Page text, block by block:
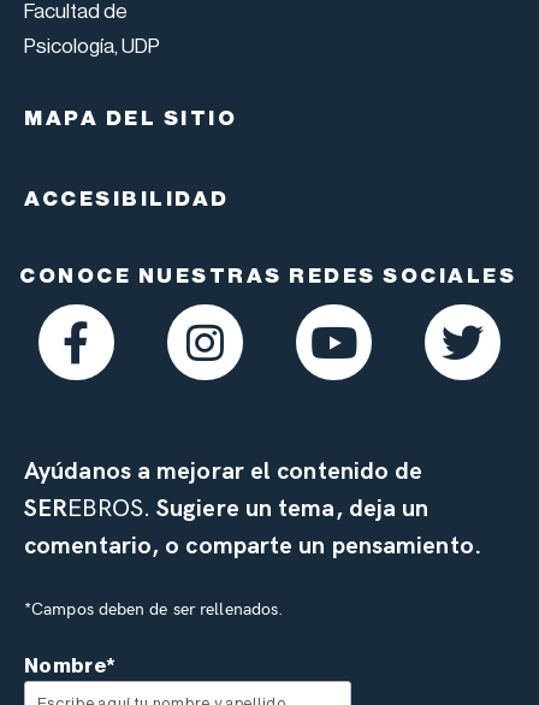
Facultad de
Psicología, UDP
MAPA DEL SITIO
ACCESIBILIDAD
CONOCE NUESTRAS REDES SOCIALES
Ayúdanos a mejorar el contenido de
SEREBROS.Sugiere un tema, deja un
comentario, o comparte un pensamiento.
*Campos deben de ser rellenados.
Nombre*